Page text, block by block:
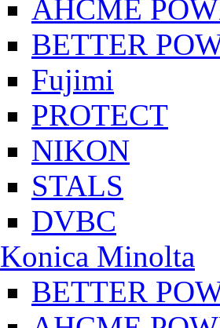
AHCME
BETTER
Fujimi
PROTECT
NIKON
STALS
DVBC
Konica Minolta
BETTER